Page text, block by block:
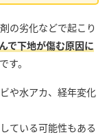
の劣化などで起こり
で下地が傷む原因に
です。
や水アカ、経年変化
ている可能性もある